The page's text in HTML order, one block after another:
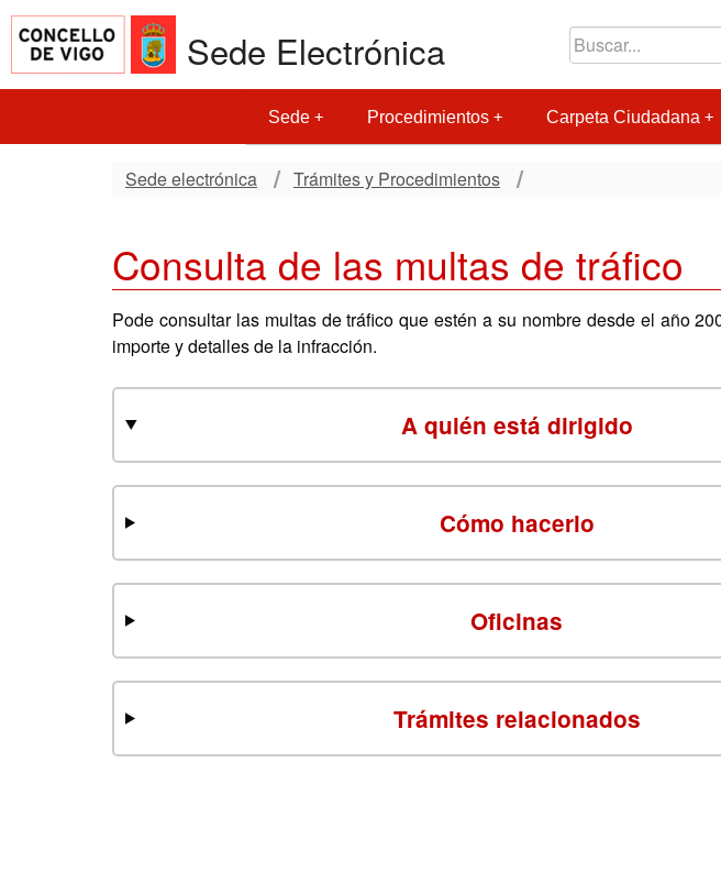
Sede Electrónica
Sede Procedimientos Carpeta Ciudadana
Sede electrónica Trámites y Procedimientos
Consulta de las multas de tráfico
Pode consultar las multas de tráfico que estén a su nombre desde el año
importe y detalles de la infracción.
A quién está dirigido
Cómo hacerlo
Oficinas
Trámites relacionados